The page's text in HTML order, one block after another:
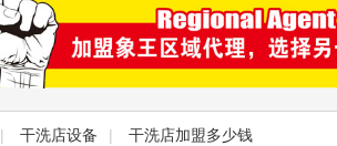
| 干洗店设备 | 干洗店加盟多少钱